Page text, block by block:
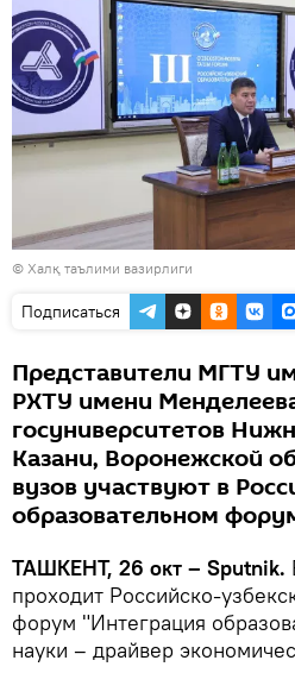
© Халқ таълими вазирлиги
Подписаться
Представители МГТУ
РХТУ имени
госуниверситетов
Казани, Воронежской
вузов участвуют в
образовательном
ТАШКЕНТ, 26 окт – Sputnik.
проходит Российско-
форум "Интеграция
науки – драйвер